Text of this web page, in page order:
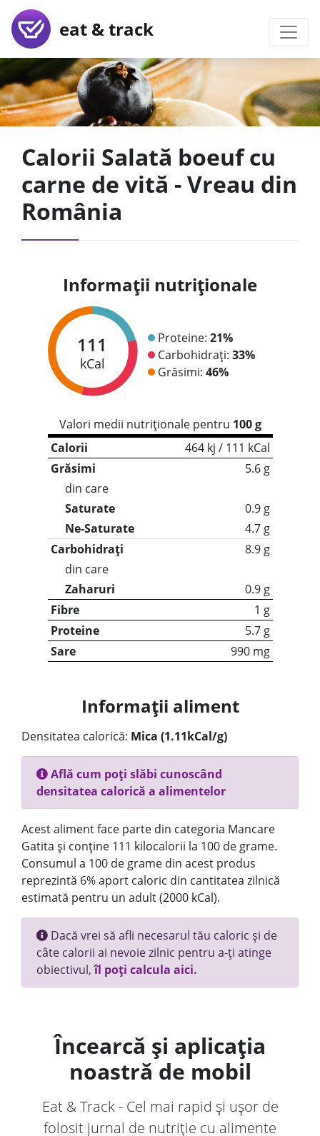
eat & track
Calorii Salată boeuf cu
carne de vită - Vreau din
România
Informații nutriționale
111
kCal
Proteine: 21%
Carbohidrați: 33%
Grăsimi: 46%
Valori medii nutriționale pentru 100 g
Calorii
464 kj / 111 kCal
Grăsimi
5.6 g
din care
Saturate
0.9 g
Ne-Saturate
4.7 g
Carbohidrați
8.9 g
din care
Zaharuri
0.9 g
Fibre
1 g
Proteine
5.7 g
Sare
990 mg
Informații aliment
Densitatea calorică: Mica (1.11kCal/g)
Află cum poți slăbi cunoscând
densitatea calorică a alimentelor
Acest aliment face parte din categoria Mancare
Gatita și conține 111 kilocalorii la 100 de grame.
Consumul a 100 de grame din acest produs
reprezintă 6% aport caloric din cantitatea zilnică
estimată pentru un adult (2000 kCal).
Dacă vrei să afli necesarul tău caloric și de
câte calorii ai nevoie zilnic pentru a-ți atinge
obiectivul,îl poți calcula aici.
Încearcă și aplicația
noastră de mobil
Eat & Track - Cel mai rapid și ușor de
folosit jurnal de nutriție cu alimente